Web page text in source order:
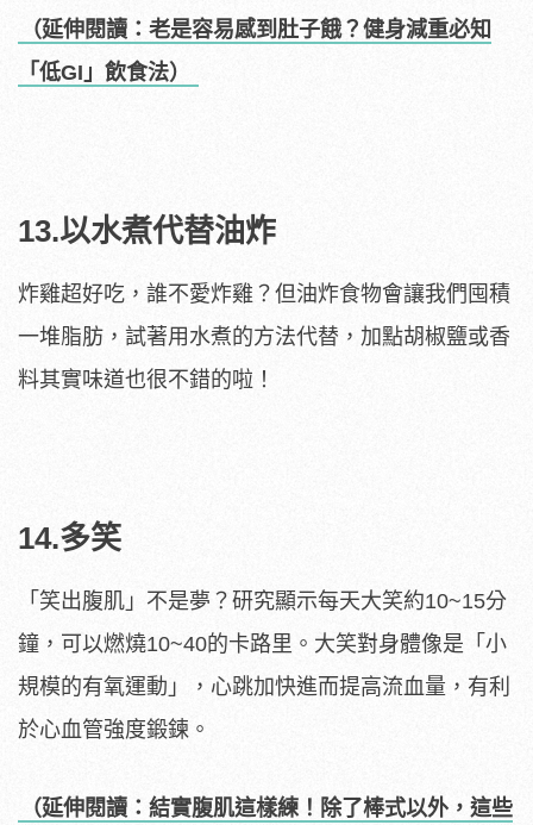
（延伸閱讀：老是容易感到肚子餓？健身減重必知
「低GI」飲食法）
13.以水煮代替油炸
炸雞超好吃，誰不愛炸雞？但油炸食物會讓我們囤積
一堆脂肪，試著用水煮的方法代替，加點胡椒鹽或香
料其實味道也很不錯的啦！
14.多笑
「笑出腹肌」不是夢？研究顯示每天大笑約10~15分
鐘，可以燃燒10~40的卡路里。大笑對身體像是「小
規模的有氧運動」，心跳加快進而提高流血量，有利
於心血管強度鍛鍊。
（延伸閱讀：結實腹肌這樣練！除了棒式以外，這些